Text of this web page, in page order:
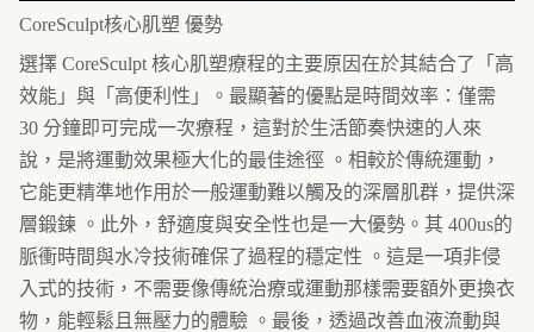
CoreSculpt核心肌塑 優勢
選擇 CoreSculpt 核心肌塑療程的主要原因在於其結合了「高
效能」與「高便利性」。最顯著的優點是時間效率：僅需
30 分鐘即可完成一次療程，這對於生活節奏快速的人來
說，是將運動效果極大化的最佳途徑 。相較於傳統運動，
它能更精準地作用於一般運動難以觸及的深層肌群，提供深
層鍛鍊 。此外，舒適度與安全性也是一大優勢。其 400us的
脈衝時間與水冷技術確保了過程的穩定性 。這是一項非侵
入式的技術，不需要像傳統治療或運動那樣需要額外更換衣
物，能輕鬆且無壓力的體驗 。最後，透過改善血液流動與